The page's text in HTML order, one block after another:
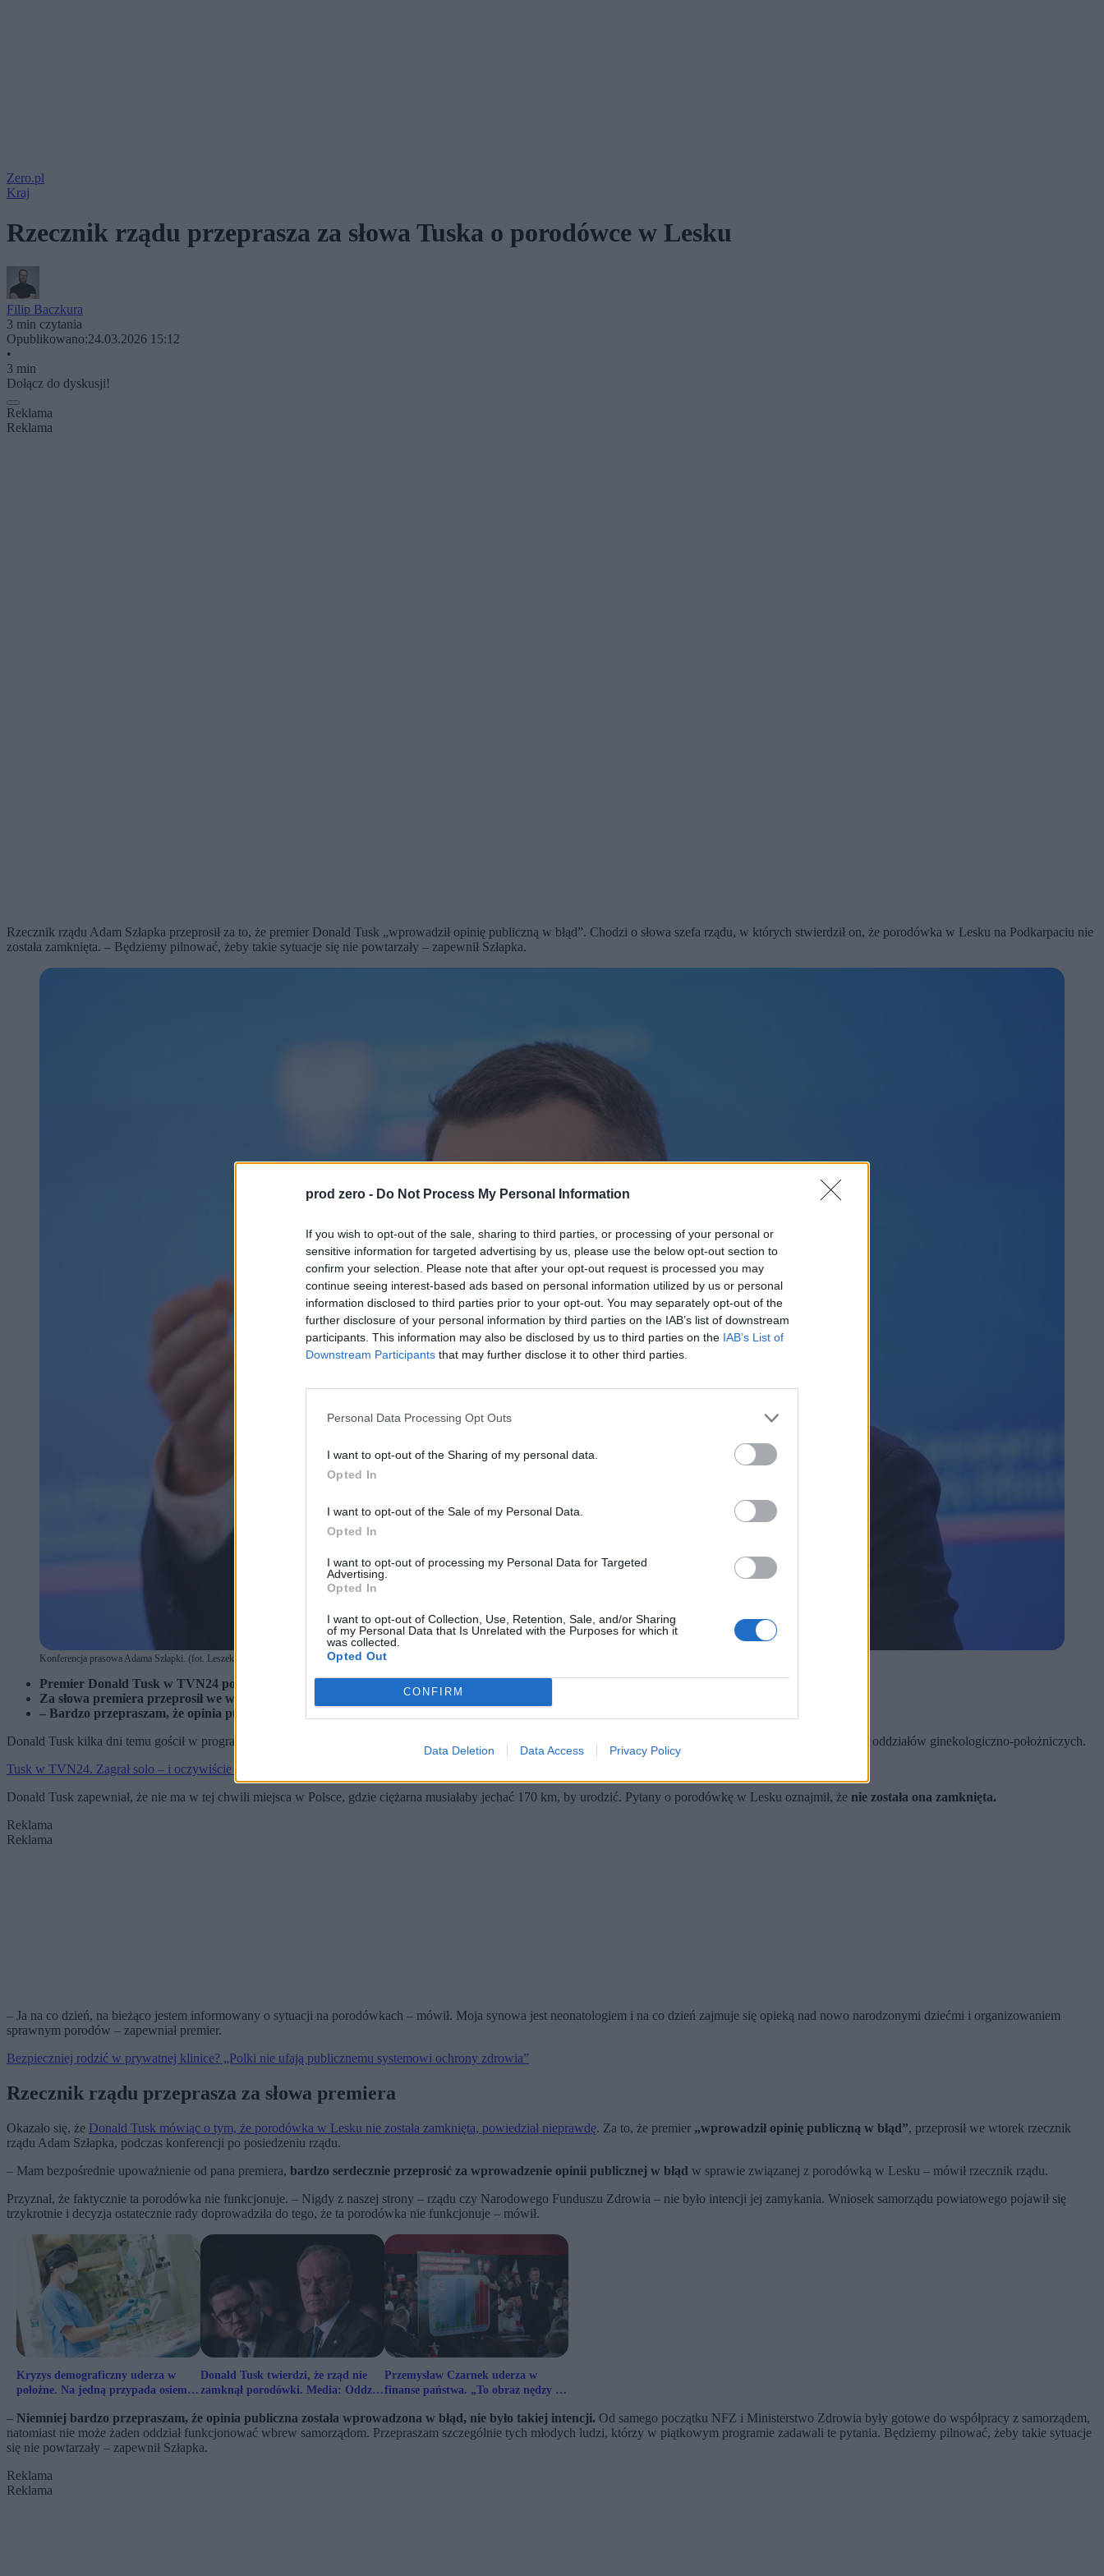
prod zero - Do Not Process My Personal Information
If you wish to opt-out of the sale, sharing to third parties, or processing of your personal or
sensitive information for targeted advertising by us, please use the below opt-out section to
confirm your selection. Please note that after your opt-out request is processed you may
continue seeing interest-based ads based on personal information utilized by us or personal
information disclosed to third parties prior to your opt-out. You may separately opt-out of the
further disclosure of your personal information by third parties on the IAB’s list of downstream
participants. This information may also be disclosed by us to third parties on the IAB’s List of
Downstream Participants that may further disclose it to other third parties.
Personal Data Processing Opt Outs
I want to opt-out of the Sharing of my personal data.
Opted In
I want to opt-out of the Sale of my Personal Data.
Opted In
I want to opt-out of processing my Personal Data for Targeted
Advertising.
Opted In
I want to opt-out of Collection, Use, Retention, Sale, and/or Sharing
of my Personal Data that Is Unrelated with the Purposes for which it
was collected.
Opted Out
CONFIRM
Data Deletion Data Access Privacy Policy
Zero.pl
Kraj
Rzecznik rządu przeprasza za słowa Tuska o porodówce w Lesku
Filip Baczkura
3 min czytania
Opublikowano:24.03.2026 15:12
•
3 min
Dołącz do dyskusji!
Reklama
Reklama
Rzecznik rządu Adam Szłapka przeprosił za to, że premier Donald Tusk „wprowadził opinię publiczną w błąd”. Chodzi o słowa szefa rządu, w których stwierdził on, że porodówka w Lesku na Podkarpaciu nie
została zamknięta. – Będziemy pilnować, żeby takie sytuacje się nie powtarzały – zapewnił Szłapka.
Konferencja prasowa Adama Szłapki. (fot. Leszek Szymański / PAP)
Premier Donald Tusk w TVN24 powiedział, że porodówka w Lesku nie została zamknięta. To nie jest prawda.
Za słowa premiera przeprosił we wtorek rzecznik rządu Adam Szłapka.
– Bardzo przepraszam, że opinia publiczna została wprowadzona w błąd, nie było takiej intencji – mówił.
Donald Tusk kilka dni temu gościł w programie TVN24, w którym odpowiadał na pytania zadawane przez młodzież. Szef rządu był tam pytany o problem zamykania oddziałów ginekologiczno-położniczych.
Tusk w TVN24. Zagrał solo – i oczywiście wygrał
Donald Tusk zapewniał, że nie ma w tej chwili miejsca w Polsce, gdzie ciężarna musiałaby jechać 170 km, by urodzić. Pytany o porodówkę w Lesku oznajmił, że nie została ona zamknięta.
Reklama
Reklama
– Ja na co dzień, na bieżąco jestem informowany o sytuacji na porodówkach – mówił. Moja synowa jest neonatologiem i na co dzień zajmuje się opieką nad nowo narodzonymi dziećmi i organizowaniem
sprawnym porodów – zapewniał premier.
Bezpieczniej rodzić w prywatnej klinice? „Polki nie ufają publicznemu systemowi ochrony zdrowia”
Rzecznik rządu przeprasza za słowa premiera
Okazało się, że Donald Tusk mówiąc o tym, że porodówka w Lesku nie została zamknięta, powiedział nieprawdę. Za to, że premier „wprowadził opinię publiczną w błąd”, przeprosił we wtorek rzecznik
rządu Adam Szłapka, podczas konferencji po posiedzeniu rządu.
– Mam bezpośrednie upoważnienie od pana premiera, bardzo serdecznie przeprosić za wprowadzenie opinii publicznej w błąd w sprawie związanej z porodówką w Lesku – mówił rzecznik rządu.
Przyznał, że faktycznie ta porodówka nie funkcjonuje. – Nigdy z naszej strony – rządu czy Narodowego Funduszu Zdrowia – nie było intencji jej zamykania. Wniosek samorządu powiatowego pojawił się
trzykrotnie i decyzja ostatecznie rady doprowadziła do tego, że ta porodówka nie funkcjonuje – mówił.
Kryzys demograficzny uderza w
położne. Na jedną przypada osiem
Donald Tusk twierdzi, że rząd nie
zamknął porodówki. Media: Oddział
Przemysław Czarnek uderza w
finanse państwa. „To obraz nędzy i
– Niemniej bardzo przepraszam, że opinia publiczna została wprowadzona w błąd, nie było takiej intencji. Od samego początku NFZ i Ministerstwo Zdrowia były gotowe do współpracy z samorządem,
natomiast nie może żaden oddział funkcjonować wbrew samorządom. Przepraszam szczególnie tych młodych ludzi, którzy w piątkowym programie zadawali te pytania. Będziemy pilnować, żeby takie sytuacje
się nie powtarzały – zapewnił Szłapka.
Reklama
Reklama